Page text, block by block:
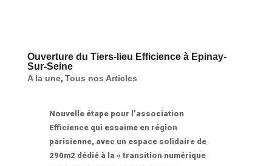
Ouverture du Tiers-lieu Efficience à Epinay-
Sur-Seine
A la une,Tous nos Articles
Nouvelle étape pour l’association
Efficience qui essaime en région
parisienne, avec un espace solidaire de
290m2 dédié à la « transition numérique